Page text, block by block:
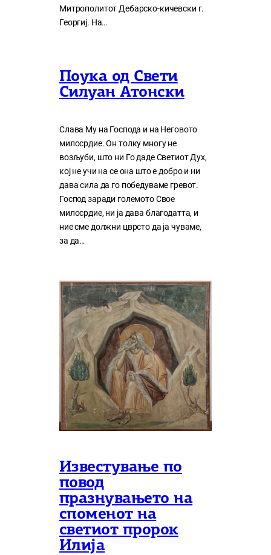
Митрополитот Дебарско-кичевски г.
Георгиј. На…
Поука од Свети
Силуан Атонски
Слава Му на Господа и на Неговото
милосрдие. Он толку многу нe
возљуби, што ни Го даде Светиот Дух,
кој нe учи на сe она што е добро и ни
дава сила да го победуваме гревот.
Господ заради големото Свое
милосрдие, ни ја дава благодатта, и
ние сме должни цврсто да ја чуваме,
за да…
Известување по
повод
празнувањето на
споменот на
светиот пророк
Илија